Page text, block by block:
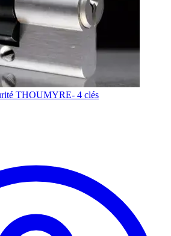
THOUMYRE- 4 clés